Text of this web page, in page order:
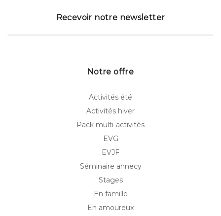
Recevoir notre newsletter
Notre offre
Activités été
Activités hiver
Pack multi-activités
EVG
EVJF
Séminaire annecy
Stages
En famille
En amoureux